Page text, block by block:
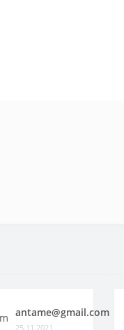
antame@gmail.com
25.11.2021